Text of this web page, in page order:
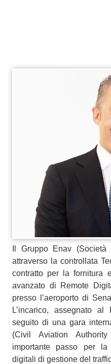
Il Gruppo Enav
attraverso la controllata
contratto per la fornitura
avanzato di Remote
presso l’aeroporto di
L’incarico, assegnato
seguito di una gara
(Civil Aviation
importante passo per
digitali di gestione del